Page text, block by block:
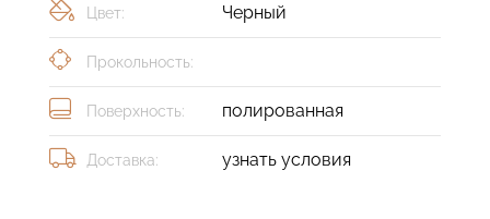
Цвет: Черный
Прокольность:
Поверхность: полированная
Доставка: узнать условия